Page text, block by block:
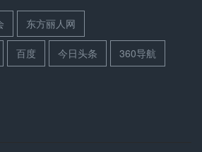
东方丽人网
百度 今日头条 360导航